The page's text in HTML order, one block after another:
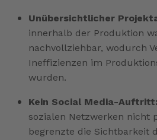
Unübersichtlicher
innerhalb der Produktion
nachvollziehbar, wodurch
Ineffizienzen im
wurden.
Kein Social Media-Auftritt:
sozialen Netzwerken nicht
begrenzte die Sichtbarkeit